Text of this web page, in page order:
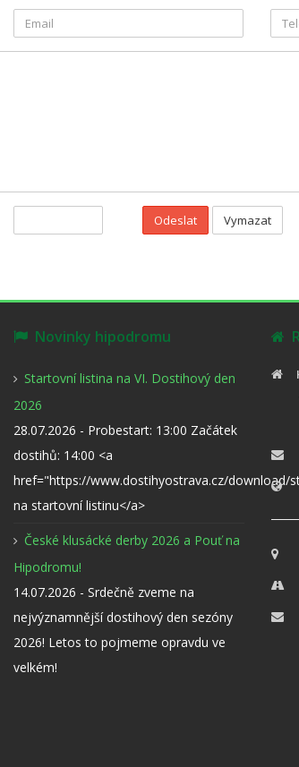
Odeslat Vymazat
Novinky hipodromu
Startovní listina na VI. Dostihový den
2026
28.07.2026 - Probestart: 13:00 Začátek
dostihů: 14:00 <a
href="https://www.dostihyostrava.cz/download/
na startovní listinu</a>
České klusácké derby 2026 a Pouť na
Hipodromu!
14.07.2026 - Srdečně zveme na
nejvýznamnější dostihový den sezóny
2026! Letos to pojmeme opravdu ve
velkém!